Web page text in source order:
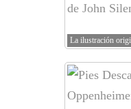
La ilustración